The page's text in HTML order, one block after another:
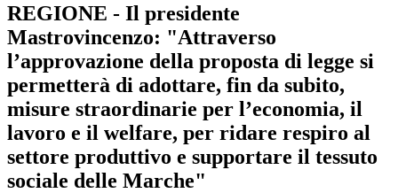
REGIONE - Il presidente
Mastrovincenzo: "Attraverso
l’approvazione della proposta di legge si
permetterà di adottare, fin da subito,
misure straordinarie per l’economia, il
lavoro e il welfare, per ridare respiro al
settore produttivo e supportare il tessuto
sociale delle Marche"